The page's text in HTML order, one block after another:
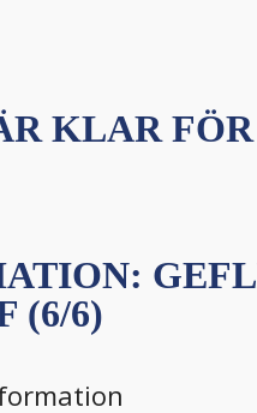
KLAR
(6/6)